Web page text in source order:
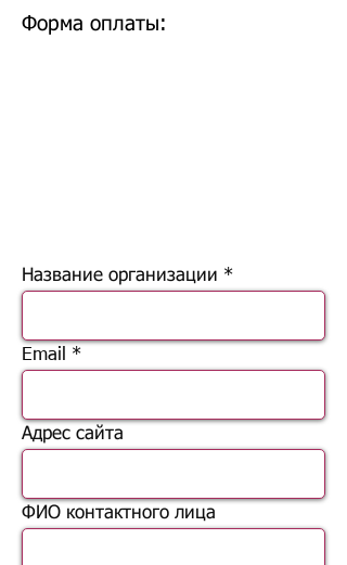
Форма оплаты:
Название организации
Email
Адрес сайта
ФИО контактного лица